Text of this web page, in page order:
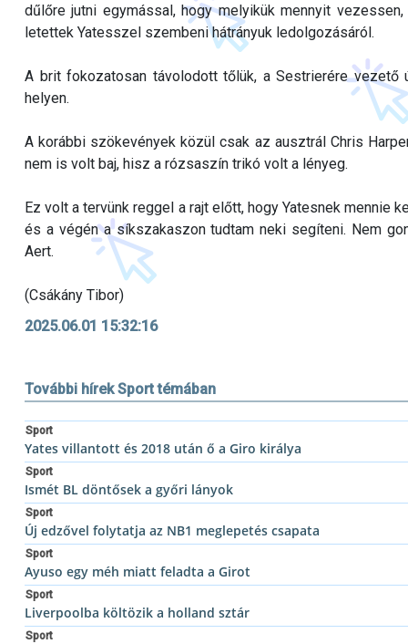
dűlőre jutni egymással, hogy melyikük mennyit
letettek Yatesszel szembeni hátrányuk ledolgozásáról.
A brit fokozatosan távolodott tőlük, a Sestrierére vezető
helyen.
A korábbi szökevények közül csak az ausztrál Chris
nem is volt baj, hisz a rózsaszín trikó volt a lényeg.
Ez volt a tervünk reggel a rajt előtt, hogy Yatesnek mennie
és a végén a síkszakaszon tudtam neki segíteni. Nem
Aert.
(Csákány Tibor)
2025.06.01 15:32:16
További hírek Sport témában
Sport
Yates villantott és 2018 után ő a Giro királya
Sport
Ismét BL döntősek a győri lányok
Sport
Új edzővel folytatja az NB1 meglepetés csapata
Sport
Ayuso egy méh miatt feladta a Girot
Sport
Liverpoolba költözik a holland sztár
Sport